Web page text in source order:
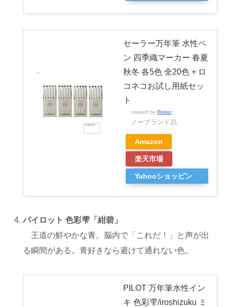
セーラー万年筆 水性ペ
ン 四季織マーカー 春夏
秋冬 各5色 全20色 + ロ
コネコお試し用紙セッ
ト
created byRinker
ノーブランド品
Amazon
楽天市場
Yahooショッピン
パイロット 色彩雫「紺碧」
王道の鮮やかな青。脳内で「これだ！」と声が出
る瞬間がある。青好きなら避けて通れない色。
PILOT 万年筆水性イン
キ 色彩雫/iroshizuku ミ